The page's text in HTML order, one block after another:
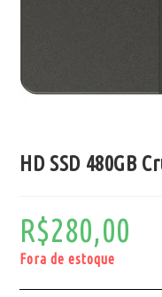
HD SSD 480GB
R$280,00
Fora de estoque